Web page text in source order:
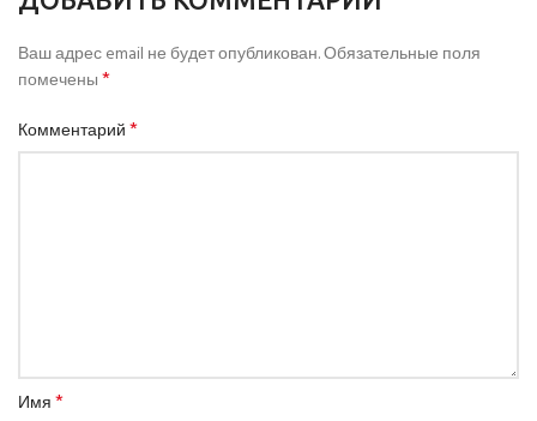
Ваш адрес email не будет опубликован.Обязательные поля
помечены*
Комментарий*
Имя*